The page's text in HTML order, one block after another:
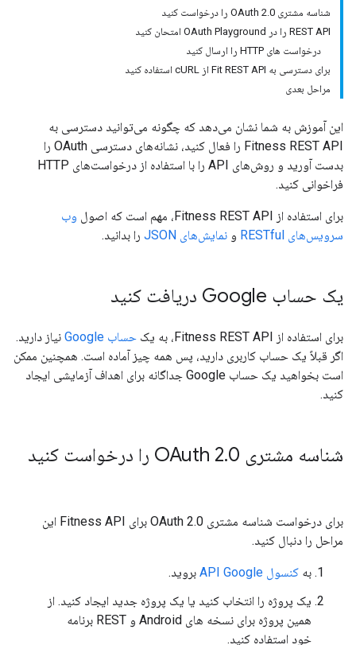
شناسه مشتری OAuth 2.0 را درخواست کنید
REST API را در OAuth Playground امتحان کنید
درخواست های HTTP را ارسال کنید
برای دسترسی به Fit REST API از cURL استفاده کنید
مراحل بعدی
این آموزش به شما نشان می‌دهد که چگونه می‌توانید دسترسی به
Fitness REST API را فعال کنید، نشانه‌های دسترسی OAuth را
بدست آورید و روش‌های API را با استفاده از درخواست‌های HTTP
فراخوانی کنید.
برای استفاده از Fitness REST API، مهم است که اصول
وب
سرویس‌های RESTful
و نمایش‌های JSON را بدانید.
یک حساب Google دریافت کنید
برای استفاده از Fitness REST API، به یک حساب Google
نیاز دارید.
اگر قبلاً یک حساب کاربری دارید، پس همه چیز آماده است. همچنین ممکن
است بخواهید یک حساب Google جداگانه برای اهداف آزمایشی ایجاد
کنید.
شناسه مشتری OAuth 2 .0 را درخواست کنید
برای درخواست شناسه مشتری OAuth 2.0 برای Fitness API این
مراحل را دنبال کنید.
به کنسول API Google
بروید.
یک پروژه را انتخاب کنید یا یک پروژه جدید ایجاد کنید. از
همین پروژه برای نسخه های Android و REST برنامه
خود استفاده کنید.